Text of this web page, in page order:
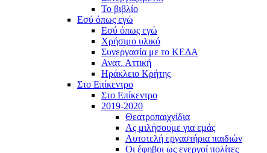
To βιβλίο
Εσύ όπως εγώ
Εσύ όπως εγώ
Χρήσιμο υλικό
Συνεργασία με το ΚΕΔΑ
Ανατ. Αττική
Ηράκλειο Κρήτης
Στο Επίκεντρο
Στο Επίκεντρο
2019-2020
Θεατροπαιχνίδια
Ας μιλήσουμε για εμάς
Αυτοτελή εργαστήρια παιδιών
Οι έφηβοι ως ενεργοί πολίτες